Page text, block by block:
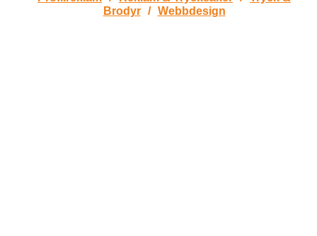
Brodyr / Webbdesign